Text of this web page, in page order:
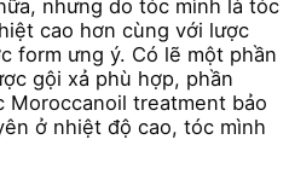
nhưng do tóc mình là tóc
cao hơn cùng với lược
form ưng ý. Có lẽ một phần
gội xả phù hợp, phần
Moroccanoil treatment bảo
ở nhiệt độ cao, tóc mình